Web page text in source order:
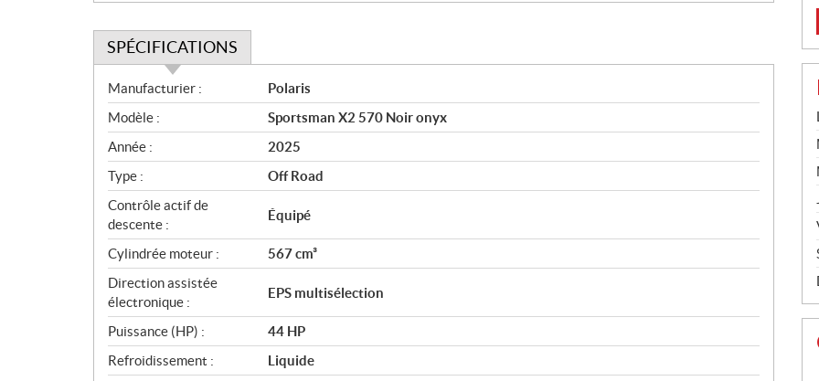
SPÉCIFICATIONS
S
p
é
c
i
f
i
c
a
t
i
o
n
s
Manufacturier :
Polaris
Modèle :
Sportsman X2 570 Noir onyx
Année :
2025
Type :
Off Road
Contrôle actif de
descente :
Équipé
Cylindrée moteur :
567 cm³
Direction assistée
électronique :
EPS multisélection
Puissance (HP) :
44 HP
Refroidissement :
Liquide